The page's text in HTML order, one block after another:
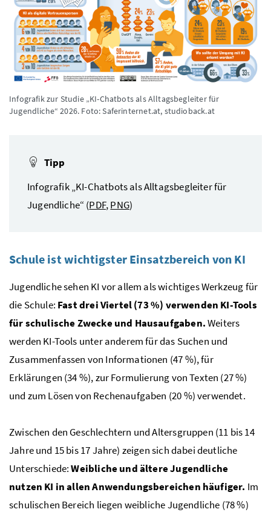
Infografik zur Studie „KI-Chatbots als Alltagsbegleiter für
Jugendliche“ 2026. Foto: Saferinternet.at, studioback.at
Tipp
Infografik „KI-Chatbots als Alltagsbegleiter für
Jugendliche“ (PDF,PNG)
Schule ist wichtigster Einsatzbereich von KI
Jugendliche sehen KI vor allem als wichtiges Werkzeug für
die Schule: Fast drei Viertel (73 %) verwenden KI-Tools
für schulische Zwecke und Hausaufgaben.Weiters
werden KI-Tools unter anderem für das Suchen und
Zusammenfassen von Informationen (47 %), für
Erklärungen (34 %), zur Formulierung von Texten (27 %)
und zum Lösen von Rechenaufgaben (20 %) verwendet.
Zwischen den Geschlechtern und Altersgruppen (11 bis 14
Jahre und 15 bis 17 Jahre) zeigen sich dabei deutliche
Unterschiede:Weibliche und ältere Jugendliche
nutzen KI in allen Anwendungsbereichen häufiger. Im
schulischen Bereich liegen weibliche Jugendliche (78 %)